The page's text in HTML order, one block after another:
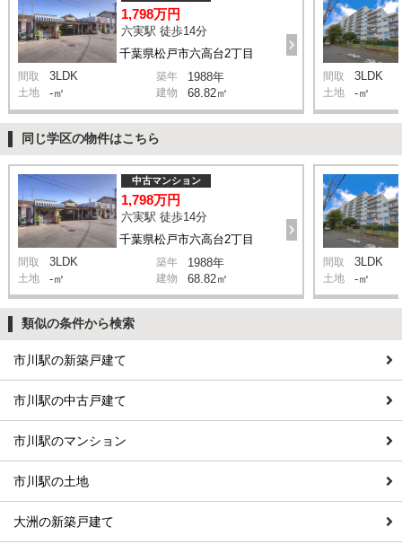
千葉県松戸市六高台2丁目
1,798万円
六実駅 徒歩14分
間取 3LDK 築年 1988年
土地 -㎡ 建物 68.82㎡
間取 3LDK
土地 -㎡
同じ学区の物件はこちら
千葉県松戸市六高台2丁目
中古マンション
1,798万円
六実駅 徒歩14分
間取 3LDK 築年 1988年
土地 -㎡ 建物 68.82㎡
間取 3LDK
土地 -㎡
類似の条件から検索
市川駅の新築戸建て
市川駅の中古戸建て
市川駅のマンション
市川駅の土地
大洲の新築戸建て